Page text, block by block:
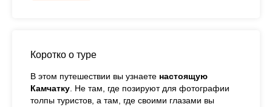
Коротко о туре
В этом путешествии вы узнаете настоящую
Камчатку. Не там, где позируют для фотографии
толпы туристов, а там, где своими глазами вы